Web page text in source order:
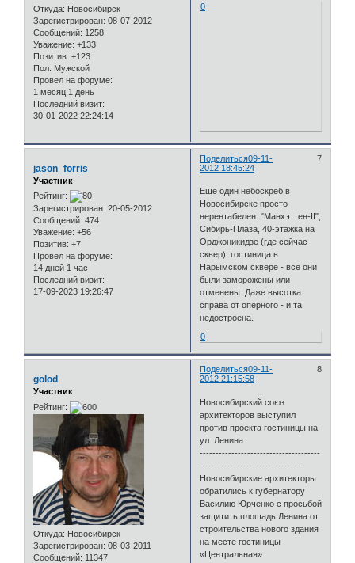
Откуда: Новосибирск
Зарегистрирован: 08-07-2012
Сообщений: 1258
Уважение: +133
Позитив: +123
Пол: Мужской
Провел на форуме:
1 месяц 1 день
Последний визит:
30-01-2022 22:24:14
0
Поделиться 7
09-11-
2012 18:45:24
jason_forris
Участник
Рейтинг:
Зарегистрирован: 20-05-2012
Сообщений: 474
Уважение: +56
Позитив: +7
Провел на форуме:
14 дней 1 час
Последний визит:
17-09-2023 19:26:47
Еще один небоскреб в
Новосибирске просто
нерентабелен. "Манхэттен-II",
Сибирь-Плаза, 40-этажка на
Орджоникидзе (где сейчас
сквер), гостиница в
Нарымском сквере - все они
были заморожены или
отменены. Даже высотка
справа от оперного - и та
недостроена.
0
Поделиться 8
09-11-
2012 21:15:58
golod
Участник
Рейтинг:
Откуда: Новосибирск
Зарегистрирован: 08-03-2011
Сообщений: 11347
Новосибирский cоюз
архитекторов выступил
против проекта гостиницы на
ул. Ленина
--------------------------------------
--------------------------------
Новосибирские архитекторы
обратились к губернатору
Василию Юрченко с просьбой
защитить площадь Ленина от
строительства нового здания
на месте гостиницы
«Центральная».